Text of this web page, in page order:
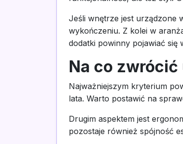
Jeśli wnętrze jest urządzone
wykończeniu. Z kolei w
dodatki powinny pojawiać się
Na co
Najważniejszym kryterium
lata. Warto postawić na
Drugim aspektem jest
pozostaje również spójność